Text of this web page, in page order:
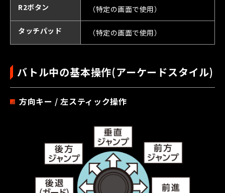
R2ボタン （特定の画面で使用）
タッチパッド （特定の画面で使用）
バトル中の基本操作(アーケードスタイル)
方向キー / 左スティック操作